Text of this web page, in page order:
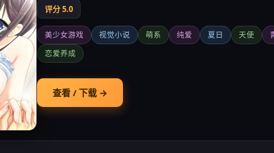
评分 5.0
美少女游戏 视觉小说 萌系 纯爱 夏日 天使
恋爱养成
查看 / 下载 →